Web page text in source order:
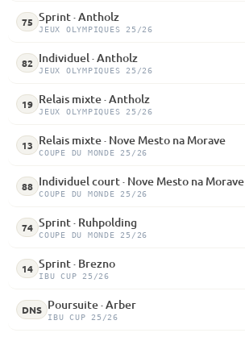
75 Sprint · Antholz
JEUX OLYMPIQUES 25/26
82 Individuel · Antholz
JEUX OLYMPIQUES 25/26
19 Relais mixte · Antholz
JEUX OLYMPIQUES 25/26
13 Relais mixte · Nove Mesto na Morave
COUPE DU MONDE 25/26
88 Individuel court · Nove Mesto na Morave
COUPE DU MONDE 25/26
74 Sprint · Ruhpolding
COUPE DU MONDE 25/26
14 Sprint · Brezno
IBU CUP 25/26
DNS Poursuite · Arber
IBU CUP 25/26